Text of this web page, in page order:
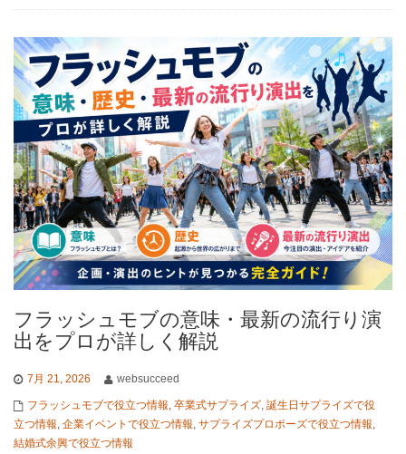
フラッシュモブの意味・最新の流行り演
出をプロが詳しく解説
7月 21, 2026 websucceed
フラッシュモブで役立つ情報, 卒業式サプライズ, 誕生日サプライズで役
立つ情報, 企業イベントで役立つ情報, サプライズプロポーズで役立つ情報,
結婚式余興で役立つ情報